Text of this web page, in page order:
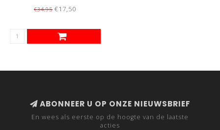
€34,95 €17,50
ABONNEER U OP ONZE NIEUWSBRIEF
En wees als eerste op de hoogte van de laatste
acties